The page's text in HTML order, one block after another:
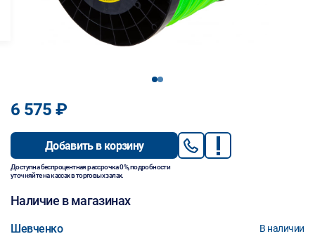
12
6 575 ₽
Добавить в корзину
Доступна беспроцентная рассрочка 0%, подробности
уточняйте на кассах в торговых залах.
Наличие в магазинах
Шевченко В наличии